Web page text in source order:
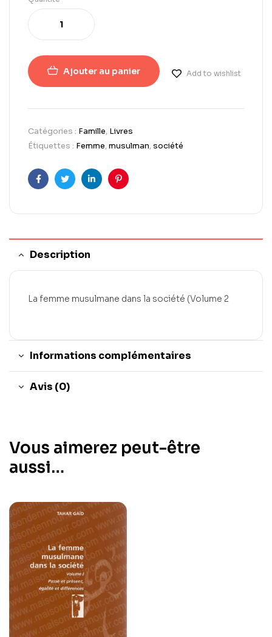
Ajouter au panier Add to wishlist
Catégories : Famille, Livres
Étiquettes : Femme,musulman,société
FacebookTwitterLinkedInPinterest
Description
La femme musulmane dans la société (Volume 2
Informations complémentaires
Avis (0)
Vous aimerez peut-être
aussi…